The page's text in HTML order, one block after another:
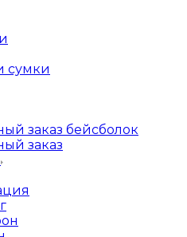
сумки
заказ бейсболок
заказ